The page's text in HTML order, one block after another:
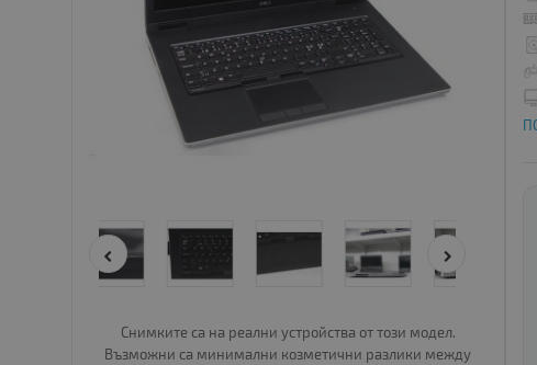
Снимките са на реални устройства от този модел.
Възможни са минимални козметични разлики между